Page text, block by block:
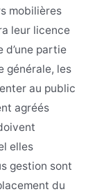
mobilières
leur licence
partie
générale, les
au public
agréés
elles
gestion sont
du